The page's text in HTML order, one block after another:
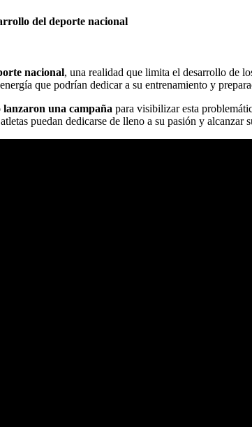
del deporte nacional
nacional, una realidad que limita el desarrollo de
que podrían dedicar a su entrenamiento y
lanzaron una campaña para visibilizar esta
puedan dedicarse de lleno a su pasión y alcanzar